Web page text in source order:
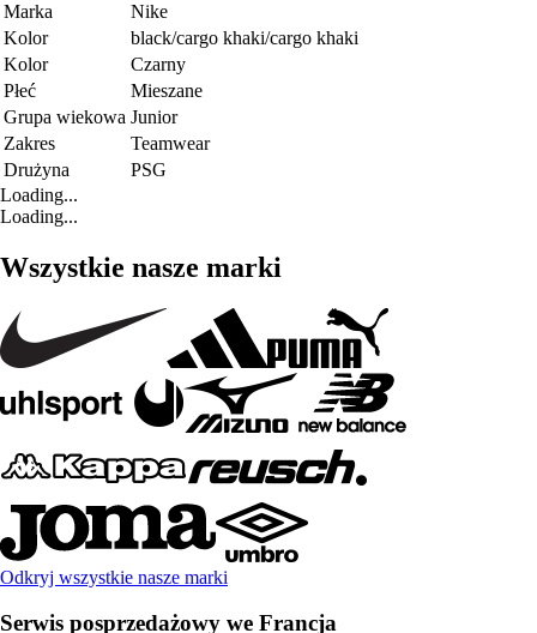
Marka
Nike
Kolor
black/cargo khaki/cargo khaki
Kolor
Czarny
Płeć
Mieszane
Grupa wiekowa Junior
Zakres
Teamwear
Drużyna
PSG
Loading...
Loading...
Wszystkie nasze marki
Odkryj wszystkie nasze marki
Serwis posprzedażowy we Francja